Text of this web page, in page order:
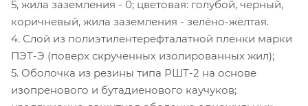
5, жила заземления - 0; цветовая: голубой, черный,
коричневый, жила заземления - зелёно-жёлтая.
4. Слой из полиэтилентерефталатной пленки марки
ПЭТ-Э (поверх скрученных изолированных жил);
5. Оболочка из резины типа РШТ-2 на основе
изопренового и бутадиенового каучуков;